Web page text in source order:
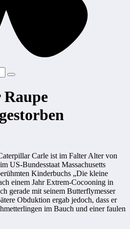
Raupe
Carle ist im FalterAlter von
US-Bundesstaat Massachusetts
Kinderbuchs „Die kleine
einem Jahr Extrem-Cocooning in
gerade mit seinem Butterflymesser
Obduktion ergab jedoch, dass er
im Bauch und einer faulen